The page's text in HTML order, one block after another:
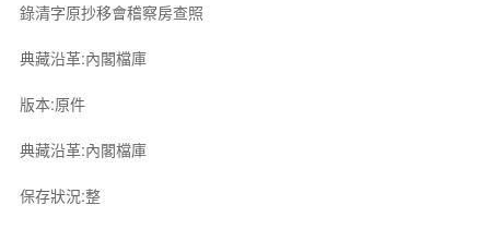
錄清字原抄移會稽察房查照
典藏沿革:內閣檔庫
版本:原件
典藏沿革:內閣檔庫
保存狀況:整